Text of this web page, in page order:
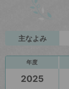
主なよみ
年度
2025